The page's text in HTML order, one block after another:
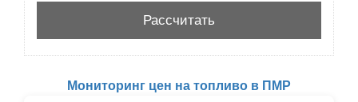
Мониторинг цен на топливо в ПМР